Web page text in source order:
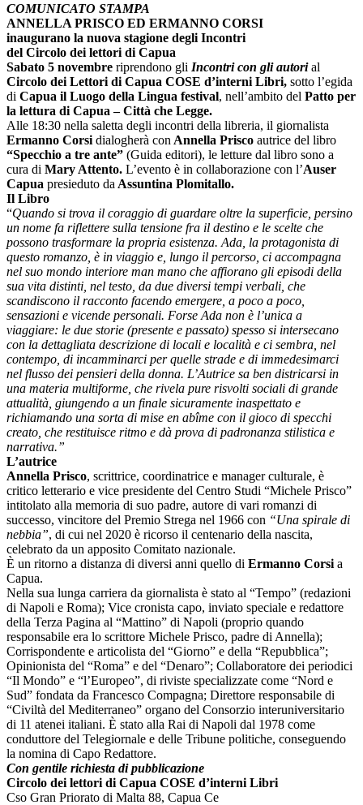
COMUNICATO STAMPA
ANNELLA PRISCO ED ERMANNO CORSI
inaugurano la nuova stagione degli Incontri
del Circolo dei lettori di Capua
Sabato 5 novembre riprendono gli Incontri con gli autorial
Circolo dei Lettori di Capua COSE d’interni Libri, sotto l’egida
di Capua il Luogo della Lingua festival, nell’ambito del Patto per
la lettura di Capua – Città che Legge.
Alle 18:30 nella saletta degli incontri della libreria, il giornalista
Ermanno Corsi dialogherà con Annella Prisco autrice del libro
“Specchio a tre ante” (Guida editori), le letture dal libro sono a
cura di Mary Attento. L’evento è in collaborazione con l’Auser
Capua presieduto da Assuntina Plomitallo.
Il Libro
“Quando si trova il coraggio di guardare oltre la superficie, persino
un nome fa riflettere sulla tensione fra il destino e le scelte che
possono trasformare la propria esistenza. Ada, la protagonista di
questo romanzo, è in viaggio e, lungo il percorso, ci accompagna
nel suo mondo interiore man mano che affiorano gli episodi della
sua vita distinti, nel testo, da due diversi tempi verbali, che
scandiscono il racconto facendo emergere, a poco a poco,
sensazioni e vicende personali. Forse Ada non è l’unica a
viaggiare: le due storie (presente e passato) spesso si intersecano
con la dettagliata descrizione di locali e località e ci sembra, nel
contempo, di incamminarci per quelle strade e di immedesimarci
nel flusso dei pensieri della donna. L’Autrice sa ben districarsi in
una materia multiforme, che rivela pure risvolti sociali di grande
attualità, giungendo a un finale sicuramente inaspettato e
richiamando una sorta di mise en abîme con il gioco di specchi
creato, che restituisce ritmo e dà prova di padronanza stilistica e
narrativa.”
L’autrice
Annella Prisco, scrittrice, coordinatrice e manager culturale, è
critico letterario e vice presidente del Centro Studi “Michele Prisco”
intitolato alla memoria di suo padre, autore di vari romanzi di
successo, vincitore del Premio Strega nel 1966 con “Una spirale di
nebbia”, di cui nel 2020 è ricorso il centenario della nascita,
celebrato da un apposito Comitato nazionale.
È un ritorno a distanza di diversi anni quello di Ermanno Corsi a
Capua.
Nella sua lunga carriera da giornalista è stato al “Tempo” (redazioni
di Napoli e Roma); Vice cronista capo, inviato speciale e redattore
della Terza Pagina al “Mattino” di Napoli (proprio quando
responsabile era lo scrittore Michele Prisco, padre di Annella);
Corrispondente e articolista del “Giorno” e della “Repubblica”;
Opinionista del “Roma” e del “Denaro”; Collaboratore dei periodici
“Il Mondo” e “l’Europeo”, di riviste specializzate come “Nord e
Sud” fondata da Francesco Compagna; Direttore responsabile di
“Civiltà del Mediterraneo” organo del Consorzio interuniversitario
di 11 atenei italiani. È stato alla Rai di Napoli dal 1978 come
conduttore del Telegiornale e delle Tribune politiche, conseguendo
la nomina di Capo Redattore.
Con gentile richiesta di pubblicazione
Circolo dei lettori di Capua COSE d’interni Libri
Cso Gran Priorato di Malta 88, Capua Ce